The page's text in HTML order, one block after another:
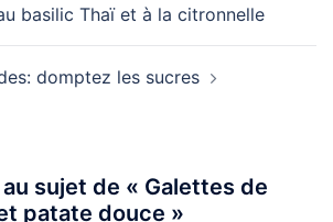
basilic Thaï et à la citronnelle
domptez les sucres
sujet de « Galettes de
patate douce »